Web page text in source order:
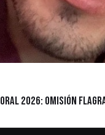
2026: Omisión